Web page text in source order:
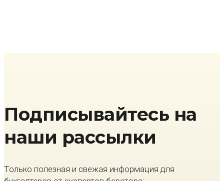
Подписывайтесь на
наши рассылки
Только полезная и свежая информация для